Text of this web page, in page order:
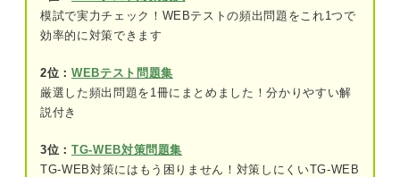
問題4（難易度：★★☆☆☆）
問題6（難易度：★★★☆☆）
問題8（難易度：★★★☆☆）
模試で実力チェック！WEBテストの頻出問題をこれ1つで
効率的に対策できます
2位： WEBテスト問題集
厳選した頻出問題を1冊にまとめました！分かりやすい解
説付き
3位： TG-WEB対策問題集
TG-WEB対策にはもう困りません！対策しにくいTG-WEB